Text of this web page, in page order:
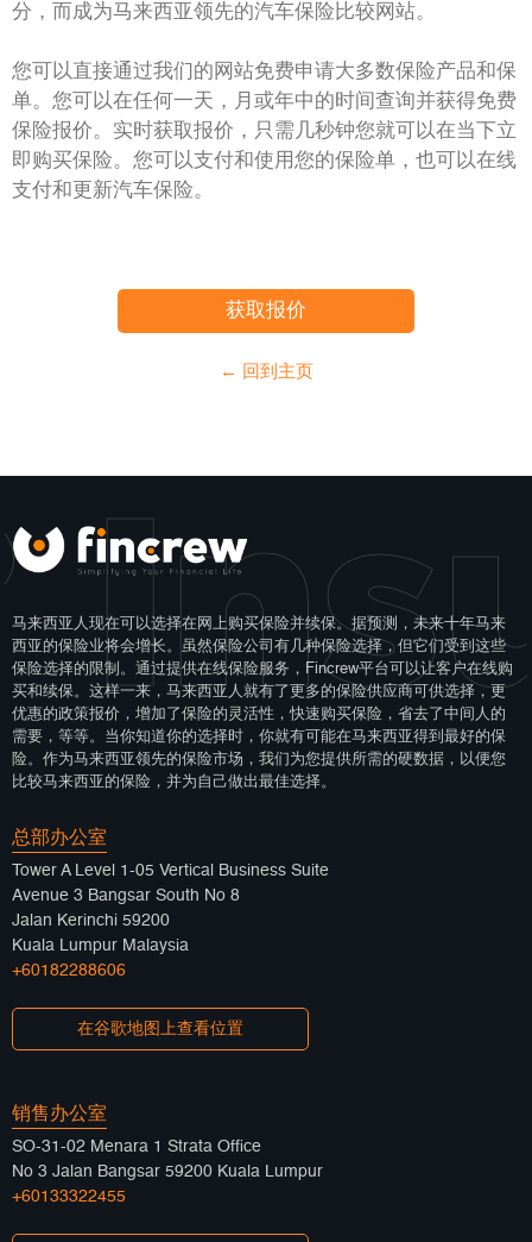
分，而成为马来西亚领先的汽车保险比较网站。
您可以直接通过我们的网站免费申请大多数保险产品和保
单。您可以在任何一天，月或年中的时间查询并获得免费
保险报价。实时获取报价，只需几秒钟您就可以在当下立
即购买保险。您可以支付和使用您的保险单，也可以在线
支付和更新汽车保险。
获取报价
← 回到主页
马来西亚人现在可以选择在网上购买保险并续保。据预测，未来十年马来
西亚的保险业将会增长。虽然保险公司有几种保险选择，但它们受到这些
保险选择的限制。通过提供在线保险服务，Fincrew平台可以让客户在线购
买和续保。这样一来，马来西亚人就有了更多的保险供应商可供选择，更
优惠的政策报价，增加了保险的灵活性，快速购买保险，省去了中间人的
需要，等等。当你知道你的选择时，你就有可能在马来西亚得到最好的保
险。作为马来西亚领先的保险市场，我们为您提供所需的硬数据，以便您
比较马来西亚的保险，并为自己做出最佳选择。
总部办公室
Tower A Level 1-05 Vertical Business Suite
Avenue 3 Bangsar South No 8
Jalan Kerinchi 59200
Kuala Lumpur Malaysia
+60182288606
在谷歌地图上查看位置
销售办公室
SO-31-02 Menara 1 Strata Office
No 3 Jalan Bangsar 59200 Kuala Lumpur
+60133322455